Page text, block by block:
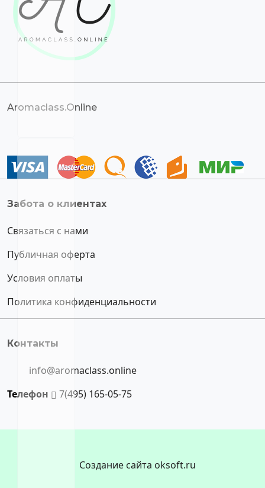
Aromaclass.Online
Забота о клиентах
Связаться с нами
Публичная оферта
Условия оплаты
Политика конфиденциальности
Контакты
info@aromaclass.online
Телефон
7(495) 165-05-75
Создание сайта oksoft.ru